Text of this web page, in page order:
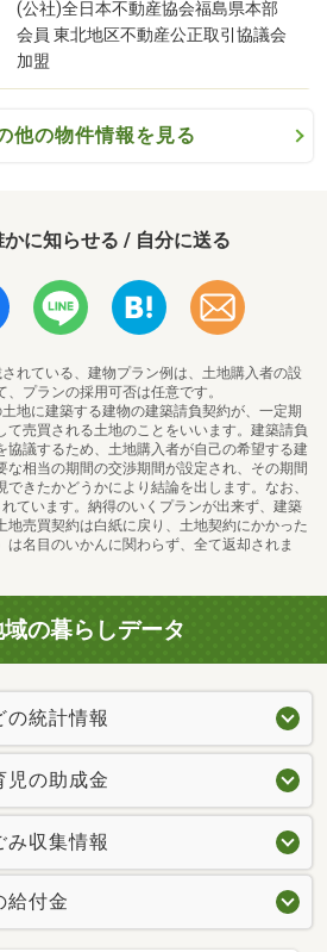
富なスタッフがわかりやすく丁寧
点など、ぜひお気軽にお聞かせく
方も是非ご相談ください！
おります♪
(公社)全日本不動産協会福島県本部
会員 東北地区不動産公正取引協議会
加盟
他の物件情報を見る
かに知らせる / 自分に送る
れている、建物プラン例は、土地購入者の設
プランの採用可否は任意です。
地に建築する建物の建築請負契約が、一定期
て売買される土地のことをいいます。建築請負
協議するため、土地購入者が自己の希望する建
な相当の期間の交渉期間が設定され、その期間
きたかどうかにより結論を出します。なお、
ています。納得のいくプランが出来ず、建築
地売買契約は白紙に戻り、土地契約にかかった
名目のいかんに関わらず、全て返却されま
の暮らしデータ
の統計情報
児の助成金
み収集情報
給付金